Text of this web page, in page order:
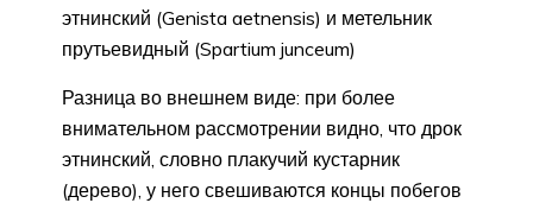
этнинский (Genista aetnensis) и метельник
прутьевидный (Spartium junceum)
Разница во внешнем виде: при более
внимательном рассмотрении видно, что дрок
этнинский, словно плакучий кустарник
(дерево), у него свешиваются концы побегов